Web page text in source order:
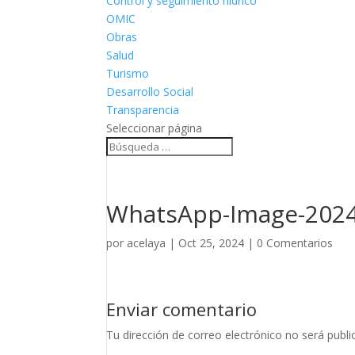
OMIC
Obras
Salud
Turismo
Desarrollo Social
Transparencia
Seleccionar página
WhatsApp-Image-
por acelaya | Oct 25, 2024 | 0 Comentarios
Enviar comentario
Tu dirección de correo electrónico no será